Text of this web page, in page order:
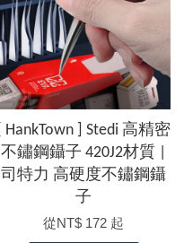
[ HankTown ] Stedi 高精密
不鏽鋼鑷子 420J2材質 |
司特力 高硬度不鏽鋼鑷
子
從NT$ 172 起